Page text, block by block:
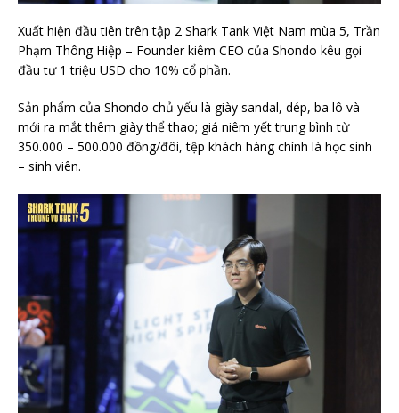
Xuất hiện đầu tiên trên tập 2 Shark Tank Việt Nam mùa 5, Trần
Phạm Thông Hiệp – Founder kiêm CEO của Shondo kêu gọi
đầu tư 1 triệu USD cho 10% cổ phần.
Sản phẩm của Shondo chủ yếu là giày sandal, dép, ba lô và
mới ra mắt thêm giày thể thao; giá niêm yết trung bình từ
350.000 – 500.000 đồng/đôi, tệp khách hàng chính là học sinh
– sinh viên.